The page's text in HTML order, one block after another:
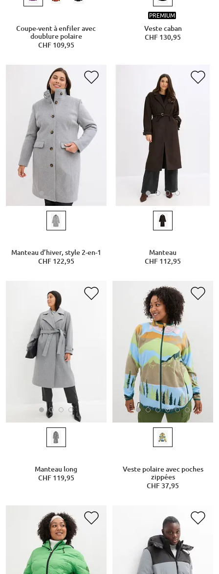
Coupe-vent à enfiler avec
doublure polaire
CHF 109,95
PREMIUM
Veste caban
CHF 130,95
Manteau d’hiver, style 2-en-1
CHF 122,95
Manteau
CHF 112,95
Manteau long
CHF 119,95
Veste polaire avec poches
zippées
CHF 37,95